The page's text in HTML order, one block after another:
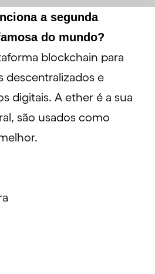
a segunda
do mundo?
blockchain para
descentralizados e
digitais. A ether é a sua
são usados como